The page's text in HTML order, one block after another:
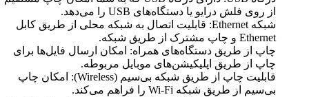
از روی فلش درایو یا دستگاه‌های USB را می‌دهد.
شبکه Ethernet: قابلیت اتصال به شبکه محلی از طریق کابل
Ethernet و چاپ مشترک از طریق شبکه.
چاپ از طریق دستگاه‌های همراه: امکان ارسال فایل‌ها برای
چاپ از طریق اپلیکیشن‌های موبایل مربوطه.
قابلیت چاپ از طریق شبکه بی‌سیم (Wireless): امکان چاپ
بی‌سیم از طریق شبکه Wi-Fi را فراهم می‌کند.